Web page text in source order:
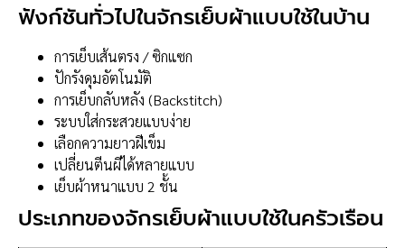
ฟังก์ชันทั่วไปในจักรเย็บผ้าแบบใช้ในบ้าน
การเย็บเส้นตรง / ซิกแซก
ปักรังดุมอัตโนมัติ
การเย็บกลับหลัง (Backstitch)
ระบบใส่กระสวยแบบง่าย
เลือกความยาวฝีเข็ม
เปลี่ยนตีนผีได้หลายแบบ
เย็บผ้าหนาแบบ 2 ชั้น
ประเภทของจักรเย็บผ้าแบบใช้ในครัวเรือน